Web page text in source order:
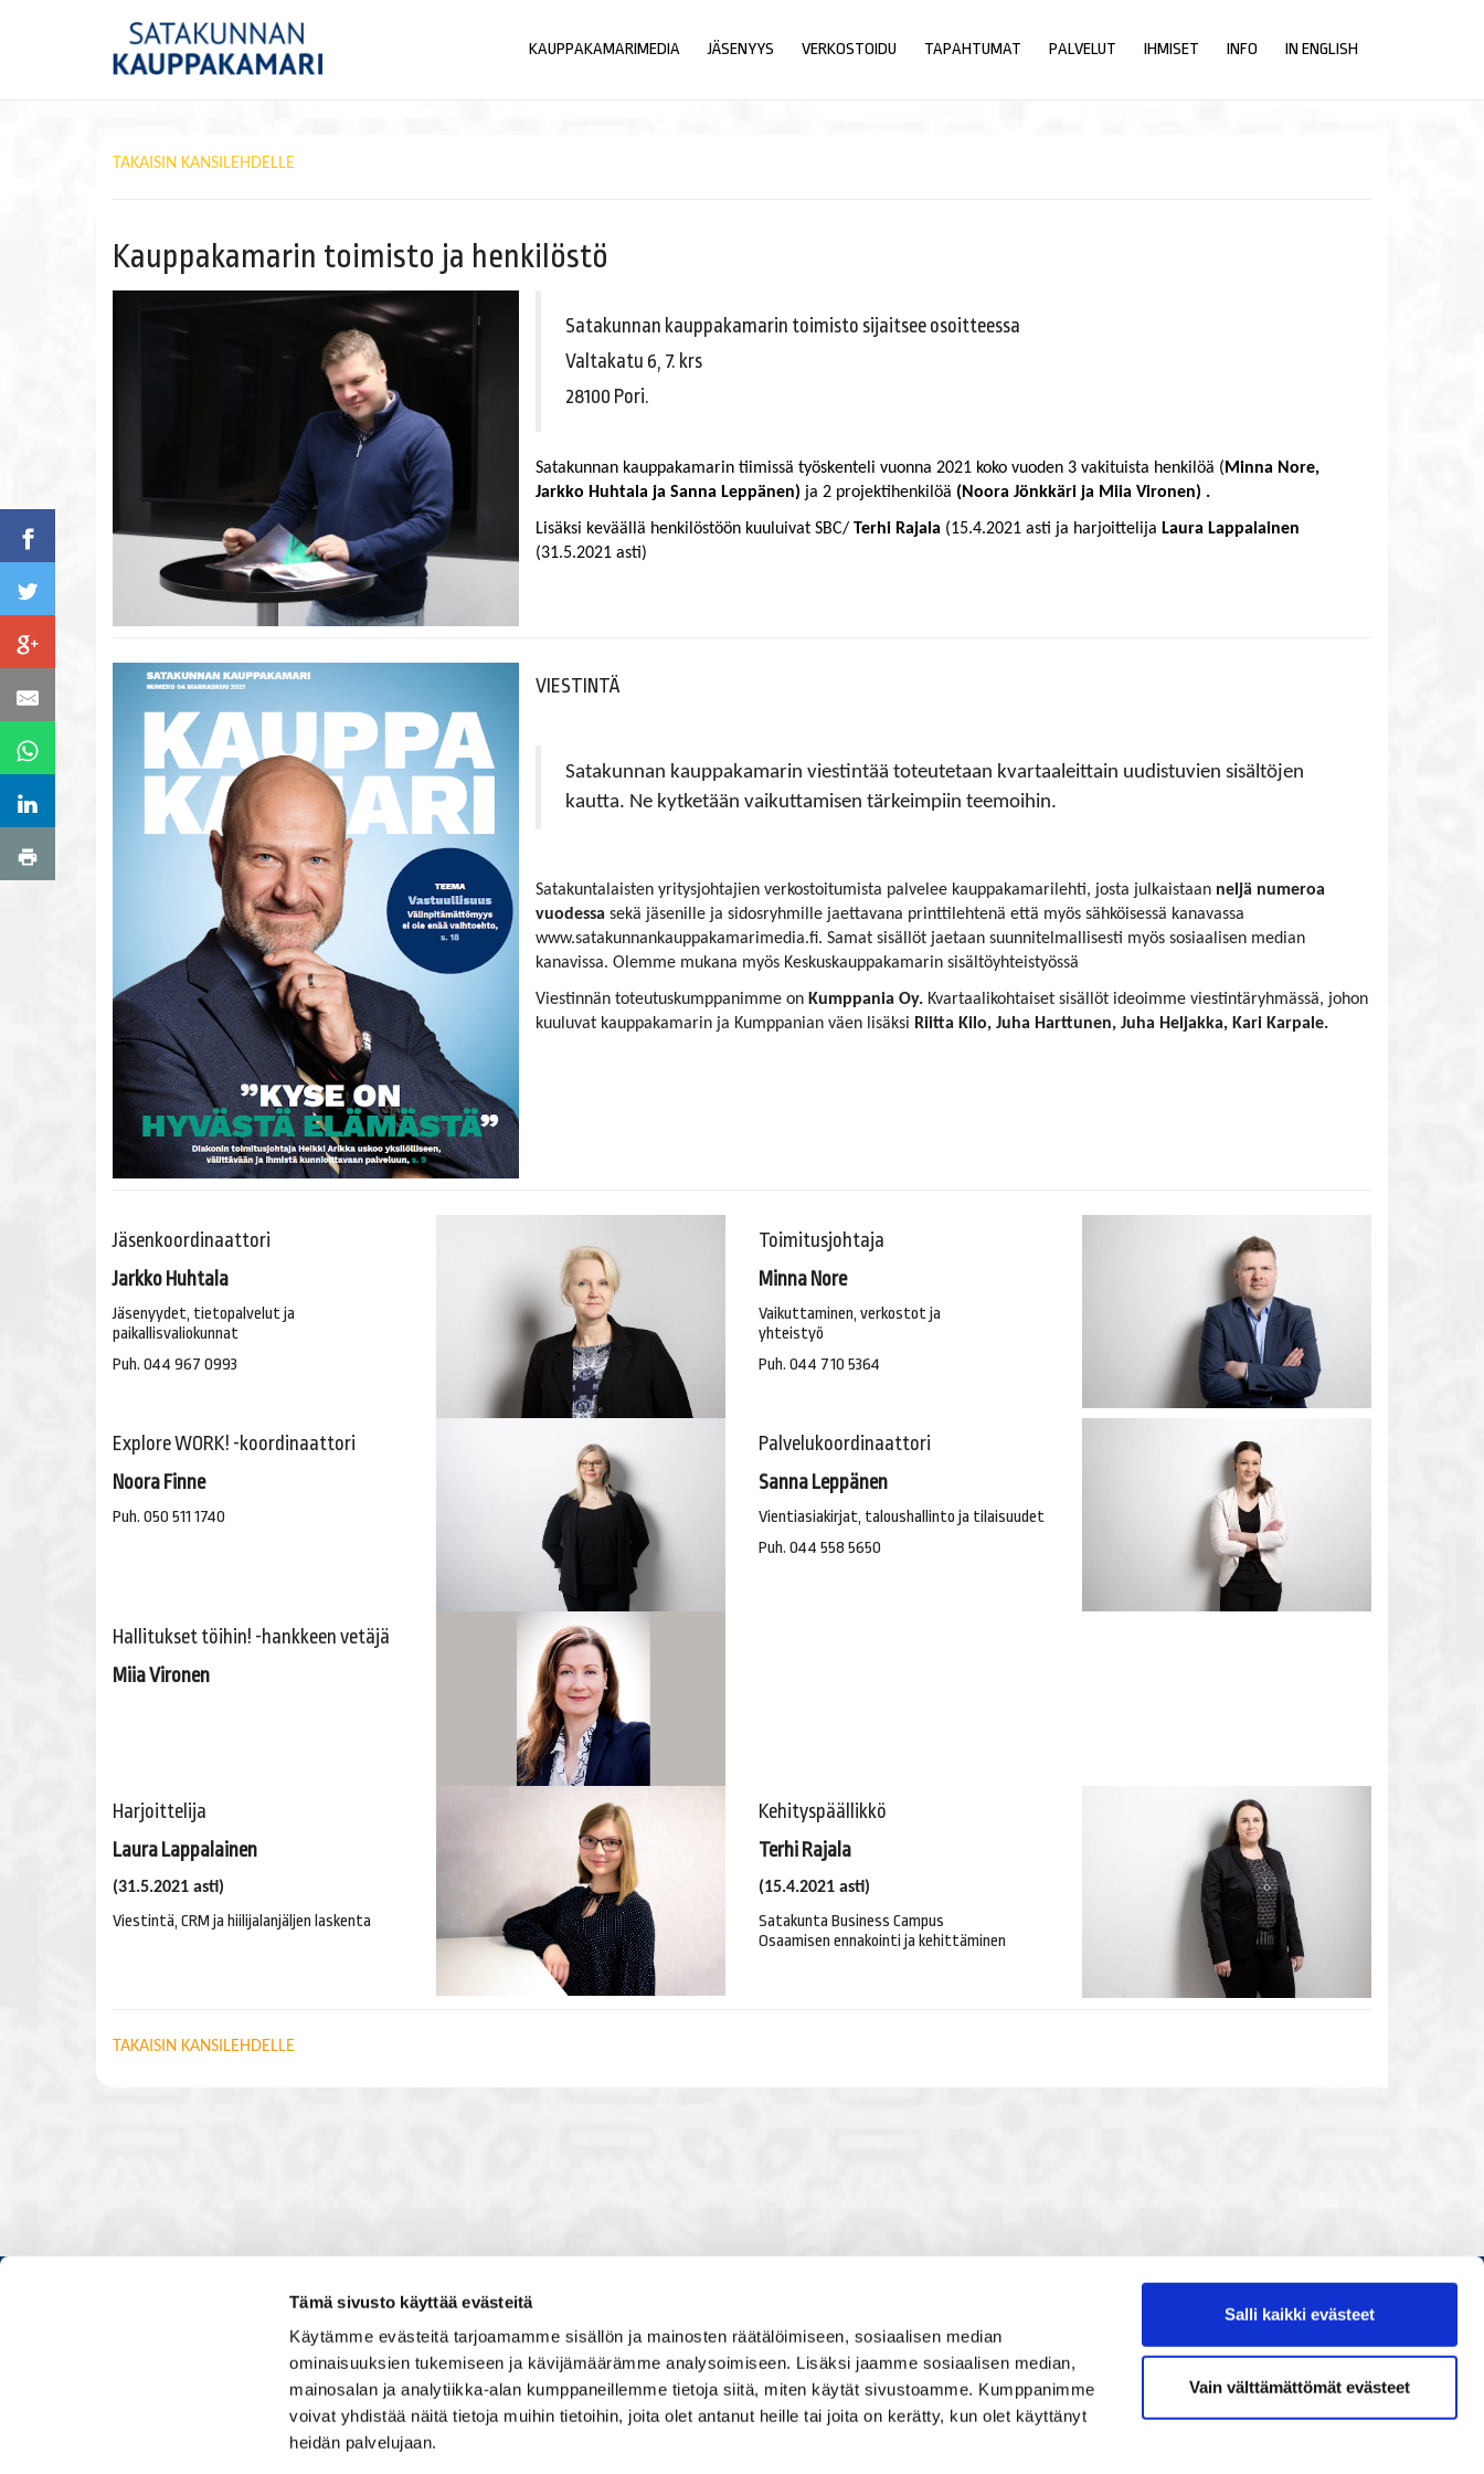
Tämä sivusto käyttää evästeitä
Käytämme evästeitä tarjoamamme sisällön ja mainosten räätälöimiseen, sosiaalisen median
ominaisuuksien tukemiseen ja kävijämäärämme analysoimiseen. Lisäksi jaamme sosiaalisen median,
mainosalan ja analytiikka-alan kumppaneillemme tietoja siitä, miten käytät sivustoamme. Kumppanimme
voivat yhdistää näitä tietoja muihin tietoihin, joita olet antanut heille tai joita on kerätty, kun olet käyttänyt
heidän palvelujaan.
Salli kaikki evästeet
Vain välttämättömät evästeet
KAUPPAKAMARIMEDIA JÄSENYYS VERKOSTOIDU TAPAHTUMAT PALVELUT IHMISET INFO IN ENGLISH
TAKAISIN KANSILEHDELLE
Kauppakamarin toimisto ja henkilöstö
Satakunnan kauppakamarin toimisto sijaitsee osoitteessa
Valtakatu 6, 7. krs
28100 Pori.
Satakunnan kauppakamarin tiimissä työskenteli vuonna 2021 koko vuoden 3 vakituista henkilöä (Minna Nore,
Jarkko Huhtala ja Sanna Leppänen) ja 2 projektihenkilöä (Noora Jönkkäri ja Miia Vironen) .
Lisäksi keväällä henkilöstöön kuuluivat SBC/ Terhi Rajala (15.4.2021 asti ja harjoittelija Laura Lappalainen
(31.5.2021 asti)
VIESTINTÄ
Satakunnan kauppakamarin viestintää toteutetaan kvartaaleittain uudistuvien sisältöjen
kautta. Ne kytketään vaikuttamisen tärkeimpiin teemoihin.
Satakuntalaisten yritysjohtajien verkostoitumista palvelee kauppakamarilehti, josta julkaistaan neljä numeroa
vuodessa sekä jäsenille ja sidosryhmille jaettavana printtilehtenä että myös sähköisessä kanavassa
www.satakunnankauppakamarimedia.fi. Samat sisällöt jaetaan suunnitelmallisesti myös sosiaalisen median
kanavissa. Olemme mukana myös Keskuskauppakamarin sisältöyhteistyössä
Viestinnän toteutuskumppanimme on Kumppania Oy.Kvartaalikohtaiset sisällöt ideoimme viestintäryhmässä, johon
kuuluvat kauppakamarin ja Kumppanian väen lisäksi Riitta Kilo, Juha Harttunen, Juha Heljakka, Kari Karpale.
Jäsenkoordinaattori
Jarkko Huhtala
Jäsenyydet, tietopalvelut ja
paikallisvaliokunnat
Puh. 044 967 0993
Toimitusjohtaja
Minna Nore
Vaikuttaminen, verkostot ja
​​​​​​yhteistyö
Puh. 044 710 5364
Explore WORK! -koordinaattori
Noora Finne
​​​​​​​Puh. 050 511 1740
Palvelukoordinaattori
Sanna Leppänen
Vientiasiakirjat, taloushallinto ja tilaisuudet
Puh. 044 558 5650
Hallitukset töihin! -hankkeen vetäjä
Miia Vironen
Harjoittelija
Laura Lappalainen
​​​​​​​(31.5.2021 asti)
​​​​​​​Viestintä, CRM ja hiilijalanjäljen laskenta
Kehityspäällikkö
Terhi Rajala
​​​​​​​(15.4.2021 asti)
Satakunta Business Campus
Osaamisen ennakointi ja kehittäminen
TAKAISIN KANSILEHDELLE
luontevasti kollegoidesi kanssa, solmit kiinnostavia kontakteja
ja vaikutat elinkeinoelämän toimintaedellytyksiin yhdessä
muiden yritysjohtajien kanssa. Olet mukana joukossa, joka
uskoo tulevaisuuteen, ajattelee isosti ja kehittää jatkuvasti
osaamistaan.
Valtakatu 6, 28100 Pori
Avoinna ma - pe 8.30 - 15.30.
Painopisteet